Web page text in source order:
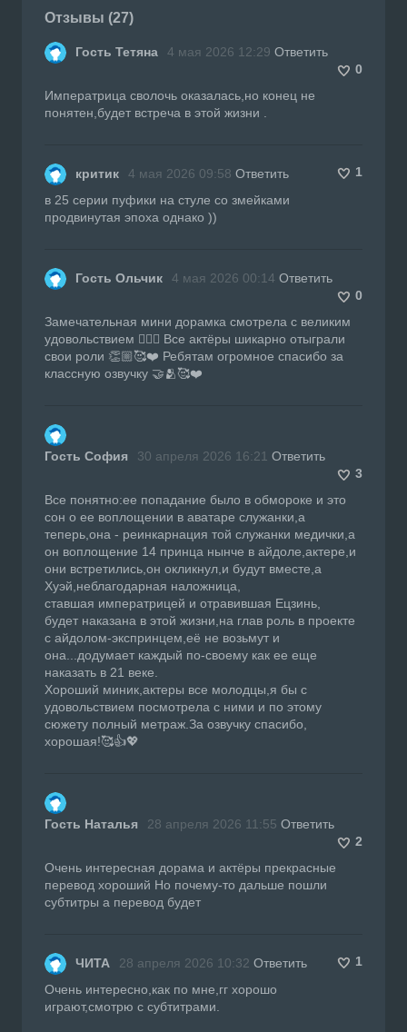
Отзывы (27)
Гость Тетяна 4 мая 2026 12:29 Ответить
0
Императрица сволочь оказалась,но конец не
понятен,будет встреча в этой жизни .
критик 4 мая 2026 09:58 Ответить
1
в 25 серии пуфики на стуле со змейками
продвинутая эпоха однако ))
Гость Ольчик 4 мая 2026 00:14 Ответить
0
Замечательная мини дорамка смотрела с великим
удовольствием 👍🏼🔥 Все актёры шикарно отыграли
свои роли 👏🏼🥰❤️ Ребятам огромное спасибо за
классную озвучку 🤝🫂🥰❤️
Гость София 30 апреля 2026 16:21 Ответить
3
Все понятно:ее попадание было в обмороке и это
сон о ее воплощении в аватаре служанки,а
теперь,она - реинкарнация той служанки медички,а
он воплощение 14 принца нынче в айдоле,актере,и
они встретились,он окликнул,и будут вместе,а
Хуэй,неблагодарная наложница,
ставшая императрицей и отравившая Ецзинь,
будет наказана в этой жизни,на глав роль в проекте
с айдолом-экспринцем,её не возьмут и
она...додумает каждый по-своему как ее еще
наказать в 21 веке.
Хороший миник,актеры все молодцы,я бы с
удовольствием посмотрела с ними и по этому
сюжету полный метраж.За озвучку спасибо,
хорошая!🥰👍💖
Гость Наталья 28 апреля 2026 11:55 Ответить
2
Очень интересная дорама и актёры прекрасные
перевод хороший Но почему-то дальше пошли
субтитры а перевод будет
ЧИТА 28 апреля 2026 10:32 Ответить
1
Очень интересно,как по мне,гг хорошо
играют,смотрю с субтитрами.